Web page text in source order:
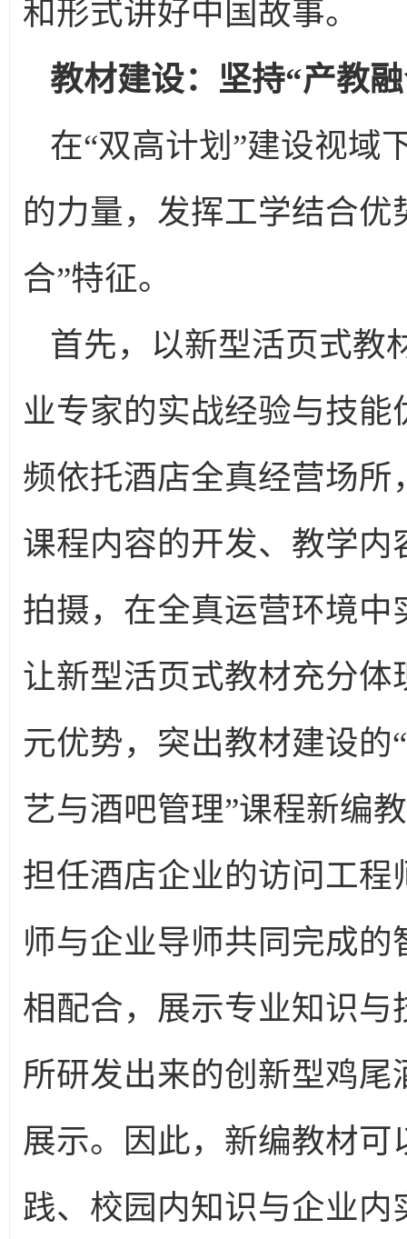
和形式讲好中国故事。
教材建设：坚持“产教
在“双高计划”建设视域
的力量，发挥工学结合优
合”特征。
首先，以新型活页式教
业专家的实战经验与技
频依托酒店全真经营场
课程内容的开发、教学
拍摄，在全真运营环境
让新型活页式教材充分
元优势，突出教材建设的
艺与酒吧管理”课程新编
担任酒店企业的访问工
师与企业导师共同完成
相配合，展示专业知识
所研发出来的创新型鸡
展示。因此，新编教材
践、校园内知识与企业